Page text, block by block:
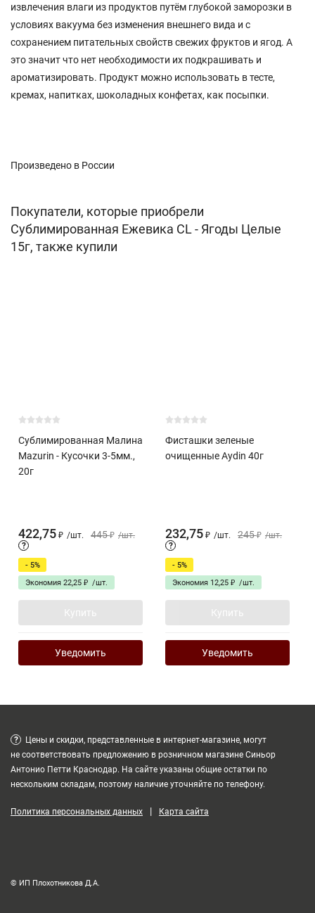
извлечения влаги из продуктов путём глубокой заморозки в
условиях вакуума без изменения внешнего вида и с
сохранением питательных свойств свежих фруктов и ягод. А
это значит что нет необходимости их подкрашивать и
ароматизировать. Продукт можно использовать в тесте,
кремах, напитках, шоколадных конфетах, как посыпки.
Произведено в России
Покупатели, которые приобрели
Сублимированная Ежевика CL - Ягоды Целые
15г, также купили
Сублимированная Малина
Mazurin - Кусочки 3-5мм.,
20г
422,75 ₽ /шт. 445 ₽ /шт.
?
- 5%
Экономия 22,25 ₽ /шт.
Купить
Уведомить
Фисташки зеленые
очищенные Aydin 40г
232,75 ₽ /шт. 245 ₽ /шт.
?
- 5%
Экономия 12,25 ₽ /шт.
Купить
Уведомить
?
Цены и скидки, представленные в интернет-магазине, могут
не соответствовать предложению в розничном магазине Синьор
Антонио Петти Краснодар. На сайте указаны общие остатки по
нескольким складам, поэтому наличие уточняйте по телефону.
Политика персональных данных | Карта сайта
© ИП Плохотникова Д.А.